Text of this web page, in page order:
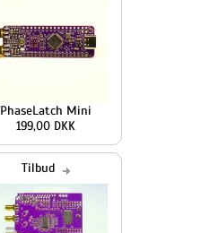
PhaseLatch Mini
199,00 DKK
Tilbud